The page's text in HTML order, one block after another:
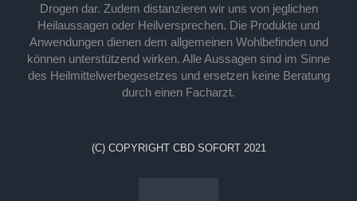
Drogen dar. Zudem distanzieren wir uns von jeglichen
Heilaussagen oder Heilversprechen. Die Produkte und
Anwendungen dienen dem allgemeinen Wohlbefinden und
können unterstützend wirken. Alle Aussagen sind im Sinne
des Heilmittelwerbegesetzes und ersetzen keine Beratung
durch einen Facharzt.
(C) COPYRIGHT CBD SOFORT 2021